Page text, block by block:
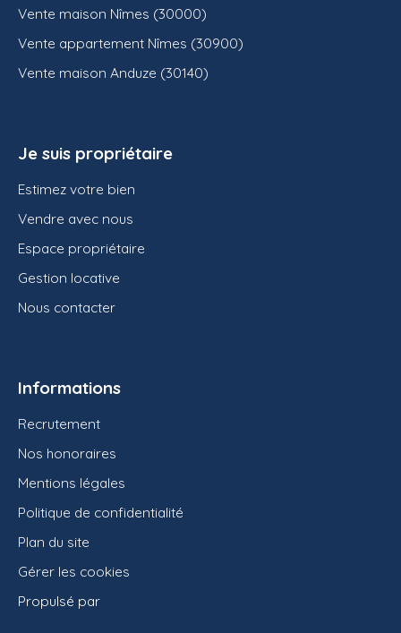
Vente maison Nîmes (30000)
Vente appartement Nîmes (30900)
Vente maison Anduze (30140)
Je suis propriétaire
Estimez votre bien
Vendre avec nous
Espace propriétaire
Gestion locative
Nous contacter
Informations
Recrutement
Nos honoraires
Mentions légales
Politique de confidentialité
Plan du site
Gérer les cookies
Propulsé par